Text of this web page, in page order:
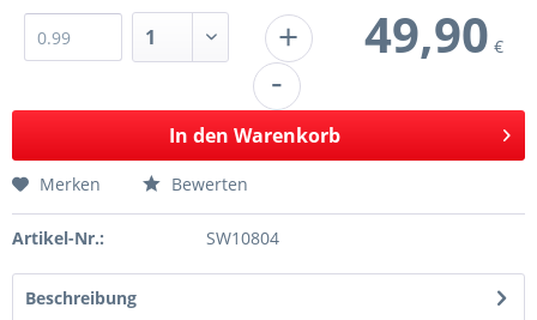
+
-
49,90 €
In den Warenkorb
Merken Bewerten
Artikel-Nr.: SW10804
Beschreibung